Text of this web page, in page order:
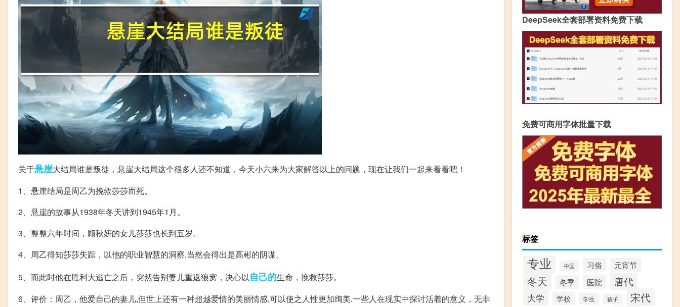
关于悬崖大结局谁是叛徒，悬崖大结局这个很多人还不知道，今天小六来为大家解答以上的问题，现在让我们一起来看看吧！
1、悬崖结局是周乙为挽救莎莎而死。
2、悬崖的故事从1938年冬天讲到1945年1月。
3、整整六年时间，顾秋妍的女儿莎莎也长到五岁。
4、周乙得知莎莎失踪，以他的职业智慧的洞察,当然会得出是高彬的阴谋。
5、而此时他在胜利大逃亡之后，突然告别妻儿重返狼窝，决心以自己的生命，挽救莎莎。
6、评价：周乙，他爱自己的妻儿,但世上还有一种超越爱情的美丽情感,可以使之人性更加绚美.一些人在现实中探讨活着的意义，无非
DeepSeek全套部署资料免费下载
免费可商用字体批量下载
标签
专业 中国 习俗 元宵节
冬天 冬季 医院 唐代
大学 学校 学生 孩子 宋代